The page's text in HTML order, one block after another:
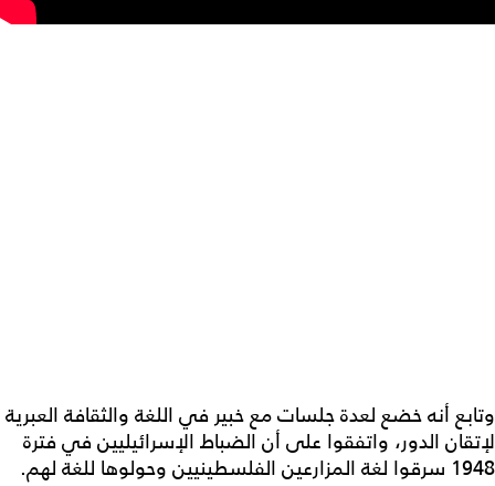
وتابع أنه خضع لعدة جلسات مع خبير في اللغة والثقافة العبرية
لإتقان الدور، واتفقوا على أن الضباط الإسرائيليين في فترة
1948 سرقوا لغة المزارعين الفلسطينيين وحولوها للغة لهم.